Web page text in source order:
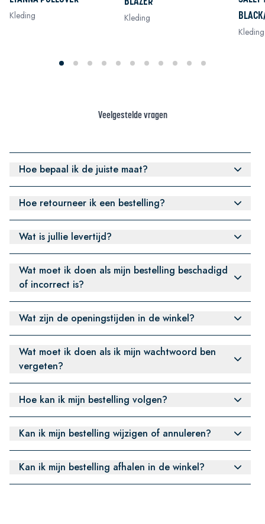
Kleding Kleding
Kleding
Veelgestelde vragen
Hoe bepaal ik de juiste maat?
Hoe retourneer ik een bestelling?
Wat is jullie levertijd?
Wat moet ik doen als mijn bestelling beschadigd
of incorrect is?
Wat zijn de openingstijden in de winkel?
Wat moet ik doen als ik mijn wachtwoord ben
vergeten?
Hoe kan ik mijn bestelling volgen?
Kan ik mijn bestelling wijzigen of annuleren?
Kan ik mijn bestelling afhalen in de winkel?